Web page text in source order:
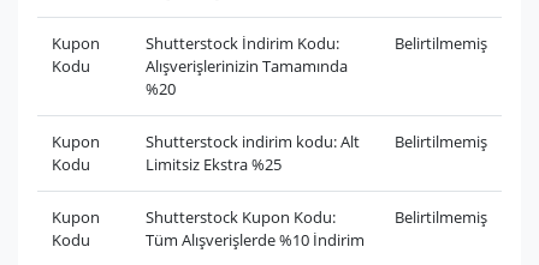
Kupon
Kodu
Shutterstock İndirim Kodu:
Alışverişlerinizin Tamamında
%20
Belirtilmemiş
Kupon
Kodu
Shutterstock indirim kodu: Alt
Limitsiz Ekstra %25
Belirtilmemiş
Kupon
Kodu
Shutterstock Kupon Kodu:
Tüm Alışverişlerde %10 İndirim
Belirtilmemiş